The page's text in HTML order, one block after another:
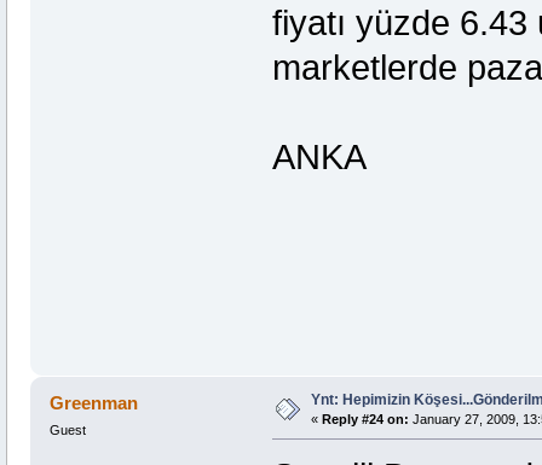
fiyatı yüzde 6.43
marketlerde
ANKA
Greenman
Guest
Ynt: Hepimizin
« Reply #24 on: January 27, 2009,